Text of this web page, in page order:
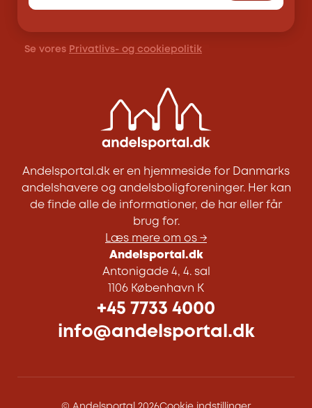
Se vores Privatlivs- og cookiepolitik
Andelsportal.dk er en hjemmeside for Danmarks
andelshavere og andelsboligforeninger. Her kan
de finde alle de informationer, de har eller får
brug for.
Læs mere om os →
Andelsportal.dk
Antonigade 4, 4. sal
1106 København K
+45 7733 4000
info@andelsportal.dk